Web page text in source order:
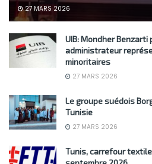
27 MARS 2026
UIB: Mondher Benzarti
administrateur
minoritaires
27 MARS 2026
Le groupe suédois
Tunisie
27 MARS 2026
Tunis, carrefour